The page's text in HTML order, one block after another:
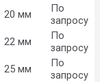
20 мм
По
запросу
22 мм
По
запросу
25 мм
По
запросу